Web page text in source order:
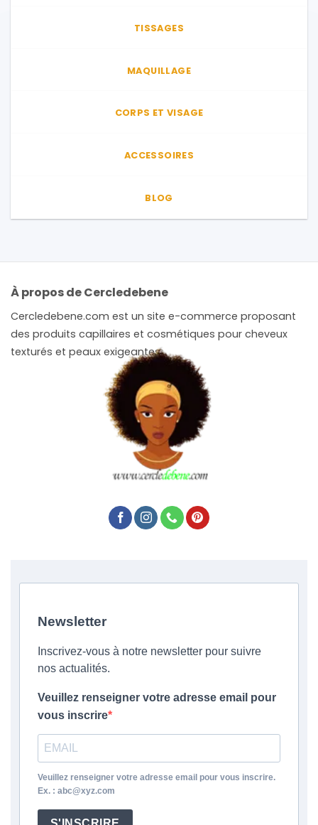
TISSAGES
MAQUILLAGE
CORPS ET VISAGE
ACCESSOIRES
BLOG
À propos de Cercledebene
Cercledebene.com est un site e-commerce proposant
des produits capillaires et cosmétiques pour cheveux
texturés et peaux exigeantes.
Newsletter
Inscrivez-vous à notre newsletter pour suivre
nos actualités.
Veuillez renseigner votre adresse email pour
vous inscrire
Veuillez renseigner votre adresse email pour vous inscrire.
Ex. : abc@xyz.com